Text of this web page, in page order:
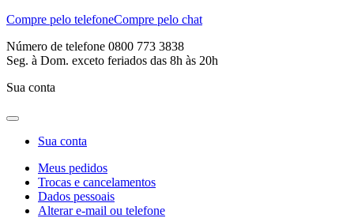
Compre pelo telefoneCompre pelo chat
Número de telefone 0800 773 3838
Seg. à Dom. exceto feriados das 8h às 20h
Sua conta
Sua conta
Meus pedidos
Trocas e cancelamentos
Dados pessoais
Alterar e-mail ou telefone